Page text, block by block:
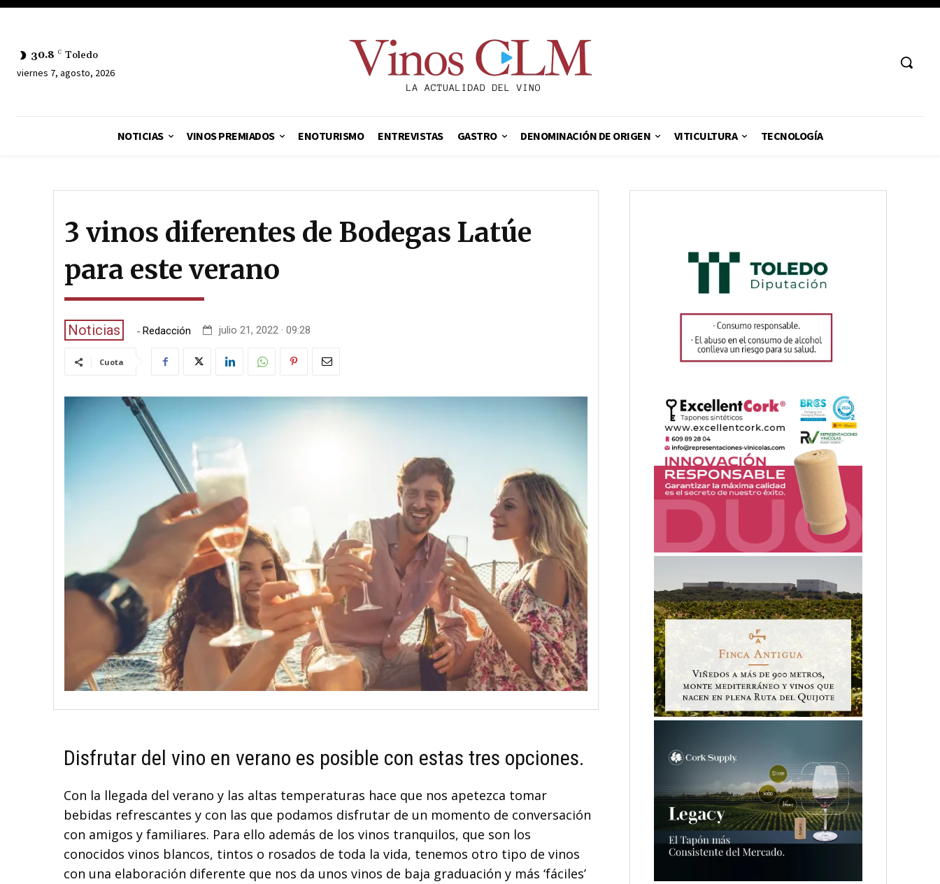
30.8 C Toledo
viernes 7, agosto, 2026
NOTICIAS VINOS PREMIADOS ENOTURISMO ENTREVISTAS GASTRO DENOMINACIÓN DE ORIGEN VITICULTURA TECNOLOGÍA
3 vinos diferentes de Bodegas Latúe
para este verano
Noticias - Redacción julio 21, 2022 · 09:28
Cuota
Disfrutar del vino en verano es posible con estas tres opciones.
Con la llegada del verano y las altas temperaturas hace que nos apetezca tomar
bebidas refrescantes y con las que podamos disfrutar de un momento de conversación
con amigos y familiares. Para ello además de los vinos tranquilos, que son los
conocidos vinos blancos, tintos o rosados de toda la vida, tenemos otro tipo de vinos
con una elaboración diferente que nos da unos vinos de baja graduación y más ‘fáciles’